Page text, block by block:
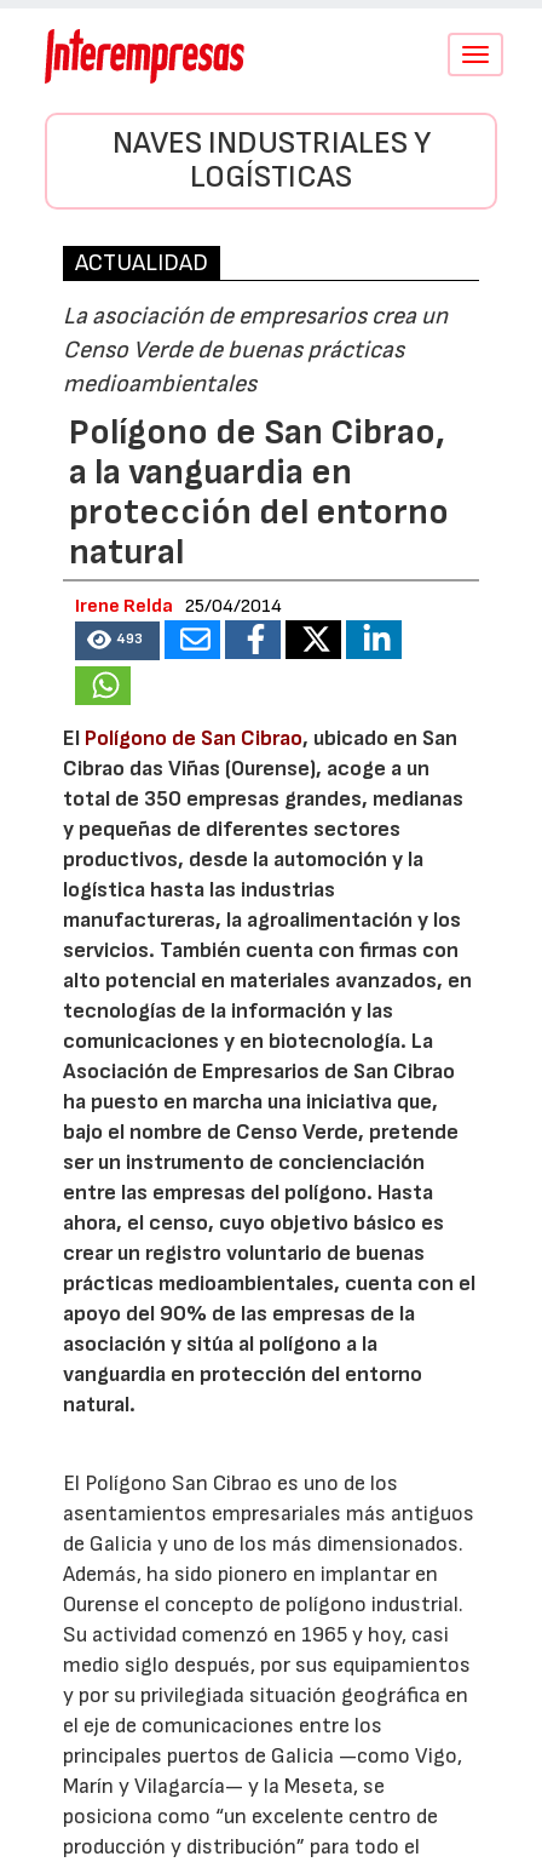
Conmutar
NAVES INDUSTRIALES Y
LOGÍSTICAS
ACTUALIDAD
La asociación de empresarios crea un
Censo Verde de buenas prácticas
medioambientales
Polígono de San Cibrao,
a la vanguardia en
protección del entorno
natural
Irene Relda 25/04/2014
493
El Polígono de San Cibrao, ubicado en San
Cibrao das Viñas (Ourense), acoge a un
total de 350 empresas grandes, medianas
y pequeñas de diferentes sectores
productivos, desde la automoción y la
logística hasta las industrias
manufactureras, la agroalimentación y los
servicios. También cuenta con firmas con
alto potencial en materiales avanzados, en
tecnologías de la información y las
comunicaciones y en biotecnología. La
Asociación de Empresarios de San Cibrao
ha puesto en marcha una iniciativa que,
bajo el nombre de Censo Verde, pretende
ser un instrumento de concienciación
entre las empresas del polígono. Hasta
ahora, el censo, cuyo objetivo básico es
crear un registro voluntario de buenas
prácticas medioambientales, cuenta con el
apoyo del 90% de las empresas de la
asociación y sitúa al polígono a la
vanguardia en protección del entorno
natural.
El Polígono San Cibrao es uno de los
asentamientos empresariales más antiguos
de Galicia y uno de los más dimensionados.
Además, ha sido pionero en implantar en
Ourense el concepto de polígono industrial.
Su actividad comenzó en 1965 y hoy, casi
medio siglo después, por sus equipamientos
y por su privilegiada situación geográfica en
el eje de comunicaciones entre los
principales puertos de Galicia —como Vigo,
Marín y Vilagarcía— y la Meseta, se
posiciona como “un excelente centro de
producción y distribución” para todo el